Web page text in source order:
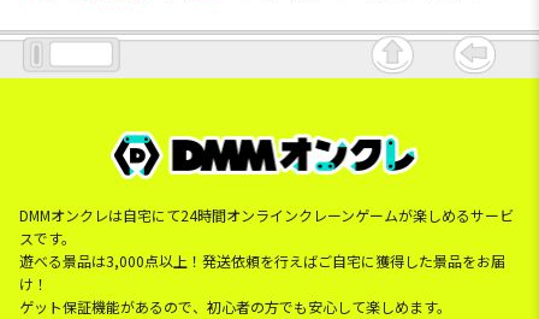
DMMオンクレは自宅にて24時間オンラインクレーンゲームが楽しめるサービ
スです。
遊べる景品は3,000点以上！発送依頼を行えばご自宅に獲得した景品をお届
け！
ゲット保証機能があるので、初心者の方でも安心して楽しめます。